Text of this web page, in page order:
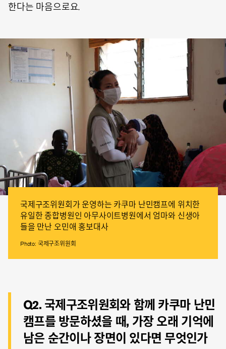
한다는 마음으로요.
국제구조위원회가 운영하는 카쿠마 난민캠프에 위치한
유일한 종합병원인 아무사이트병원에서 엄마와 신생아
들을 만난 오민애 홍보대사
Photo: 국제구조위원회
Q2. 국제구조위원회와 함께 카쿠마 난민
캠프를 방문하셨을 때, 가장 오래 기억에
남은 순간이나 장면이 있다면 무엇인가